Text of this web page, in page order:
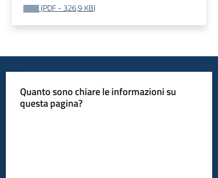
(PDF - 326,9 KB)
Quanto sono chiare le informazioni su
questa pagina?